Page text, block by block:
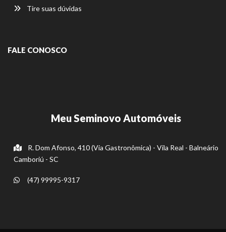
Tire suas dúvidas
FALE CONOSCO
Meu Seminovo Automóveis
R. Dom Afonso, 410 (Via Gastronômica) - Vila Real - Balneário
Camboriú - SC
(47) 99995-9317